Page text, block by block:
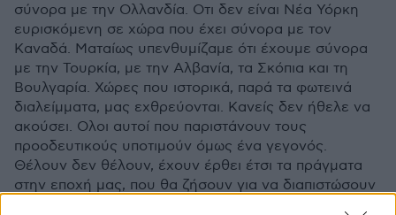
σύνορα με την Ολλανδία. Οτι δεν είναι Νέα Υόρκη
ευρισκόμενη σε χώρα που έχει σύνορα με τον
Καναδά. Ματαίως υπενθυμίζαμε ότι έχουμε σύνορα
με την Τουρκία, με την Αλβανία, τα Σκόπια και τη
Βουλγαρία. Χώρες που ιστορικά, παρά τα φωτεινά
διαλείμματα, μας εχθρεύονται. Κανείς δεν ήθελε να
ακούσει. Ολοι αυτοί που παριστάνουν τους
προοδευτικούς υποτιμούν όμως ένα γεγονός.
Θέλουν δεν θέλουν, έχουν έρθει έτσι τα πράγματα
στην εποχή μας, που θα ζήσουν για να διαπιστώσουν